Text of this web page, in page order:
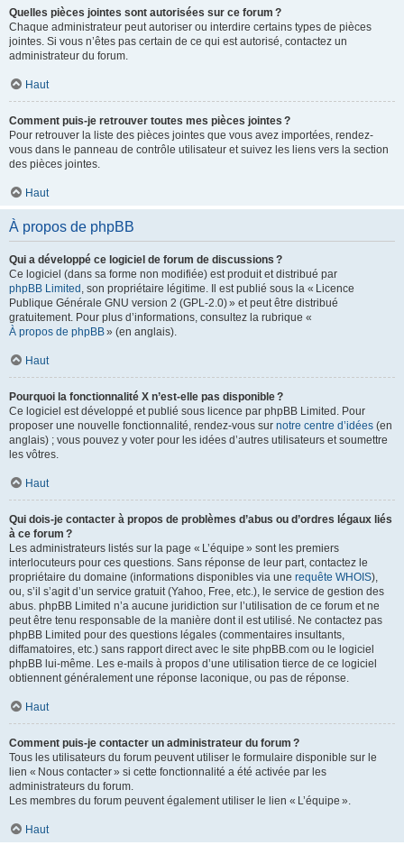
Quelles pièces jointes sont autorisées sur ce forum ?
Chaque administrateur peut autoriser ou interdire certains types de pièces
jointes. Si vous n’êtes pas certain de ce qui est autorisé, contactez un
administrateur du forum.
Haut
Comment puis-je retrouver toutes mes pièces jointes ?
Pour retrouver la liste des pièces jointes que vous avez importées, rendez-
vous dans le panneau de contrôle utilisateur et suivez les liens vers la section
des pièces jointes.
Haut
À propos de phpBB
Qui a développé ce logiciel de forum de discussions ?
Ce logiciel (dans sa forme non modifiée) est produit et distribué par
phpBB Limited , son propriétaire légitime. Il est publié sous la « Licence
Publique Générale GNU version 2 (GPL-2.0) » et peut être distribué
gratuitement. Pour plus d’informations, consultez la rubrique «
À propos de phpBB» (en anglais).
Haut
Pourquoi la fonctionnalité X n’est-elle pas disponible ?
Ce logiciel est développé et publié sous licence par phpBB Limited. Pour
proposer une nouvelle fonctionnalité, rendez-vous sur notre centre d’idées (en
anglais) ; vous pouvez y voter pour les idées d’autres utilisateurs et soumettre
les vôtres.
Haut
Qui dois-je contacter à propos de problèmes d’abus ou d’ordres légaux liés
à ce forum ?
Les administrateurs listés sur la page « L’équipe » sont les premiers
interlocuteurs pour ces questions. Sans réponse de leur part, contactez le
propriétaire du domaine (informations disponibles via une requête WHOIS),
ou, s’il s’agit d’un service gratuit (Yahoo, Free, etc.), le service de gestion des
abus. phpBB Limited n’a aucune juridiction sur l’utilisation de ce forum et ne
peut être tenu responsable de la manière dont il est utilisé. Ne contactez pas
phpBB Limited pour des questions légales (commentaires insultants,
diffamatoires, etc.) sans rapport direct avec le site phpBB.com ou le logiciel
phpBB lui-même. Les e-mails à propos d’une utilisation tierce de ce logiciel
obtiennent généralement une réponse laconique, ou pas de réponse.
Haut
Comment puis-je contacter un administrateur du forum ?
Tous les utilisateurs du forum peuvent utiliser le formulaire disponible sur le
lien « Nous contacter » si cette fonctionnalité a été activée par les
administrateurs du forum.
Les membres du forum peuvent également utiliser le lien « L’équipe ».
Haut